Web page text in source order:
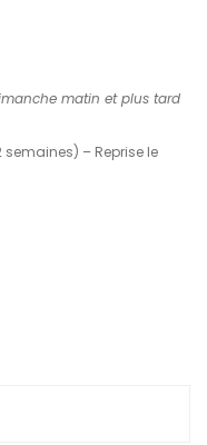
matin et plus tard
semaines) – Reprise le